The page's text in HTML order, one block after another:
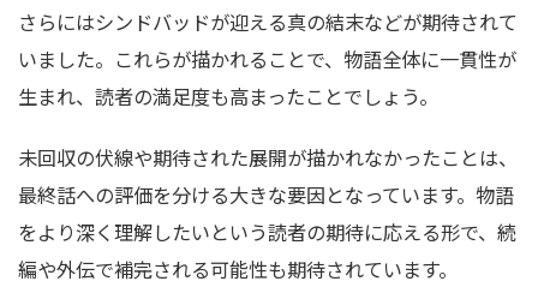
さらにはシンドバッドが迎える真の結末などが期待されて
いました。これらが描かれることで、物語全体に一貫性が
生まれ、読者の満足度も高まったことでしょう。
未回収の伏線や期待された展開が描かれなかったことは、
最終話への評価を分ける大きな要因となっています。物語
をより深く理解したいという読者の期待に応える形で、続
編や外伝で補完される可能性も期待されています。